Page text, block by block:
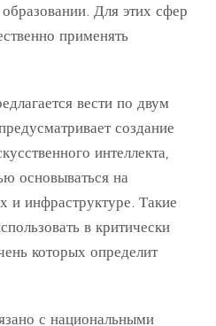
Для этих сфер
применять
вести по двум
создание
интеллекта,
основываться на
и инфраструктуре. Такие
в критически
которых определит
с национальными